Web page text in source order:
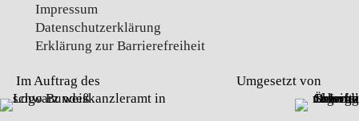
Impressum
Datenschutz­erklärung
Erklärung zur Barrierefreiheit
Im Auftrag des Umgesetzt von